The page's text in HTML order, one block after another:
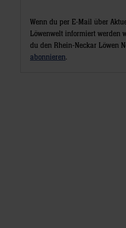
Wenn du per E-Mail über
Löwenwelt informiert werden
du den Rhein-Neckar Löwen
abonnieren.